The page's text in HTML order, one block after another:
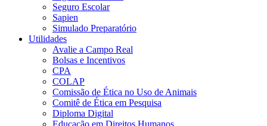
Seguro Escolar
Sapien
Simulado Preparatório
Utilidades
Avalie a Campo Real
Bolsas e Incentivos
CPA
COLAP
Comissão de Ética no Uso de Animais
Comitê de Ética em Pesquisa
Diploma Digital